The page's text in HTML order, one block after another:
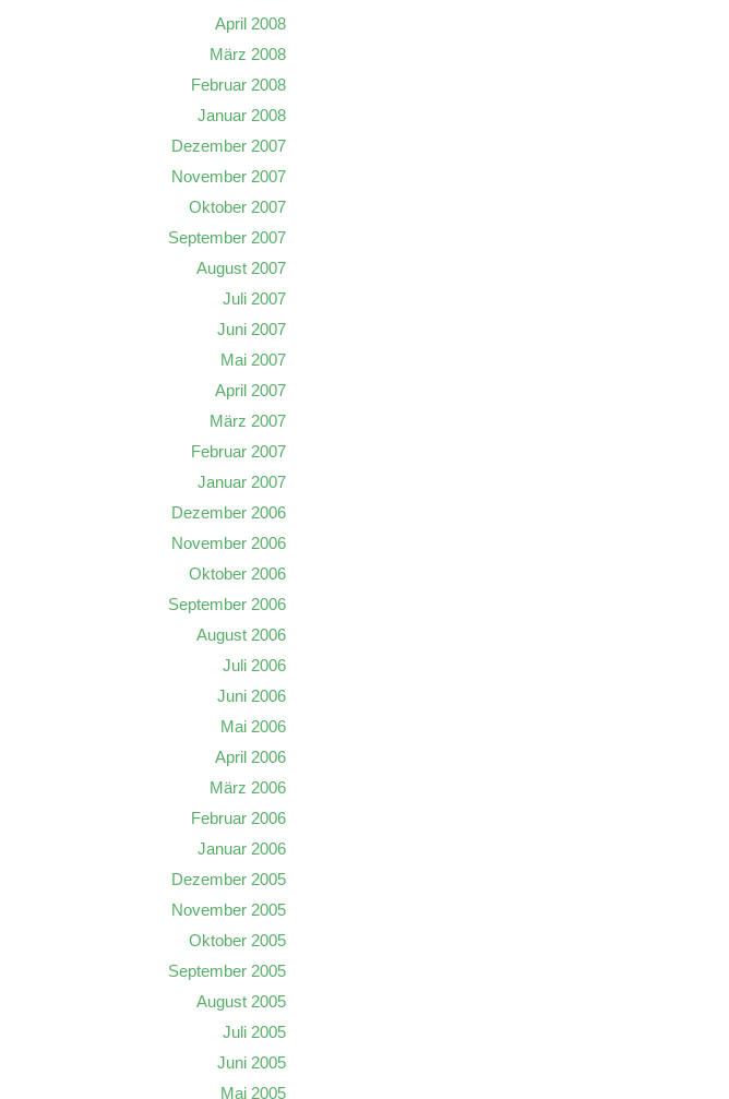
April 2008
März 2008
Februar 2008
Januar 2008
Dezember 2007
November 2007
Oktober 2007
September 2007
August 2007
Juli 2007
Juni 2007
Mai 2007
April 2007
März 2007
Februar 2007
Januar 2007
Dezember 2006
November 2006
Oktober 2006
September 2006
August 2006
Juli 2006
Juni 2006
Mai 2006
April 2006
März 2006
Februar 2006
Januar 2006
Dezember 2005
November 2005
Oktober 2005
September 2005
August 2005
Juli 2005
Juni 2005
Mai 2005